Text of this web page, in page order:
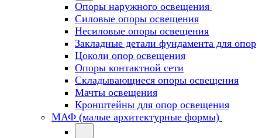
Опоры наружного освещения
Силовые опоры освещения
Несиловые опоры освещения
Закладные детали фундамента для опор
Цоколи опор освещения
Опоры контактной сети
Cкладывающиеся опоры освещения
Мачты освещения
Кронштейны для опор освещения
МАФ (малые архитектурные формы)